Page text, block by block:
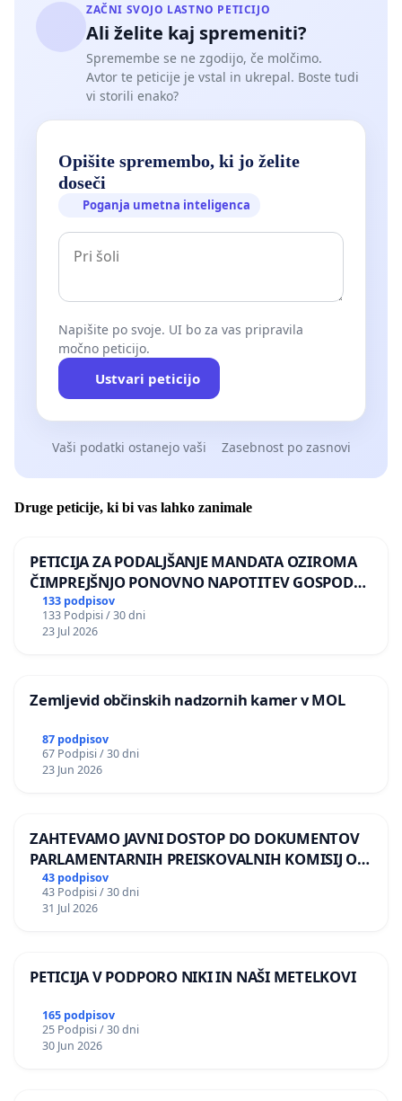
ZAČNI SVOJO LASTNO PETICIJO
Ali želite kaj spremeniti?
Spremembe se ne zgodijo, če molčimo.
Avtor te peticije je vstal in ukrepal. Boste tudi
vi storili enako?
Opišite spremembo, ki jo želite
doseči
Poganja umetna inteligenca
Napišite po svoje. UI bo za vas pripravila
močno peticijo.
Ustvari peticijo
Vaši podatki ostanejo vaši Zasebnost po zasnovi
Druge peticije, ki bi vas lahko zanimale
PETICIJA ZA PODALJŠANJE MANDATA OZIROMA
ČIMPREJŠNJO PONOVNO NAPOTITEV GOSPODA
BERNARDA ŠRAJNERJA NA VELEPOSLANIŠTVO
REPUBLIKE SLOVENIJE V MOSKVI
133 podpisov
133 Podpisi / 30 dni
23 Jul 2026
Zemljevid občinskih nadzornih kamer v MOL
87 podpisov
67 Podpisi / 30 dni
23 Jun 2026
ZAHTEVAMO JAVNI DOSTOP DO DOKUMENTOV
PARLAMENTARNIH PREISKOVALNIH KOMISIJ O
ILEGALNI TRGOVINI Z OROŽJEM
43 podpisov
43 Podpisi / 30 dni
31 Jul 2026
PETICIJA V PODPORO NIKI IN NAŠI METELKOVI
165 podpisov
25 Podpisi / 30 dni
30 Jun 2026